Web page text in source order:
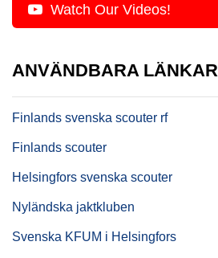
Watch Our Videos!
ANVÄNDBARA LÄNKAR
Finlands svenska scouter rf
Finlands scouter
Helsingfors svenska scouter
Nyländska jaktkluben
Svenska KFUM i Helsingfors